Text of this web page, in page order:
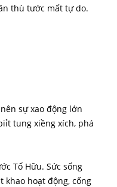
thù tước mất tự do.
sự xao động lớn
tung xiềng xích, phá
Tố Hữu. Sức sống
khao hoạt động, cống